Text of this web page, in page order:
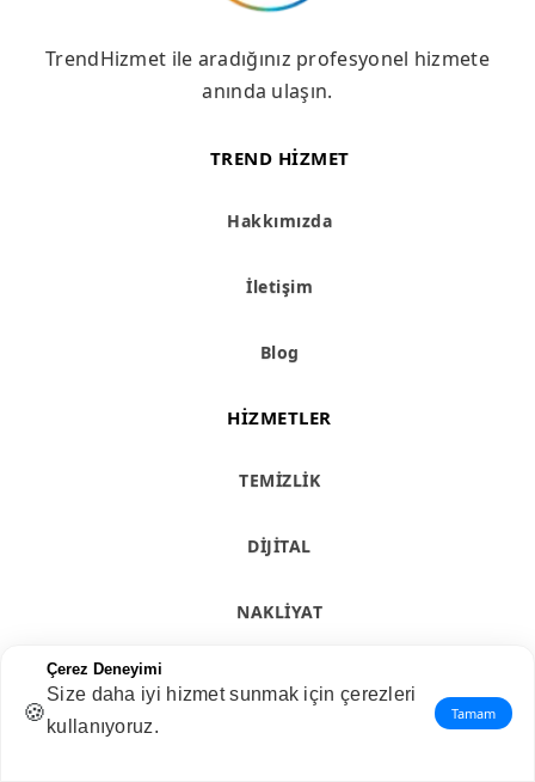
TrendHizmet ile aradığınız profesyonel hizmete
anında ulaşın.
TREND HIZMET
Hakkımızda
İletişim
Blog
HIZMETLER
TEMİZLİK
DİJİTAL
NAKLİYAT
🍪
Çerez Deneyimi
Size daha iyi hizmet sunmak için çerezleri
kullanıyoruz.
Tamam